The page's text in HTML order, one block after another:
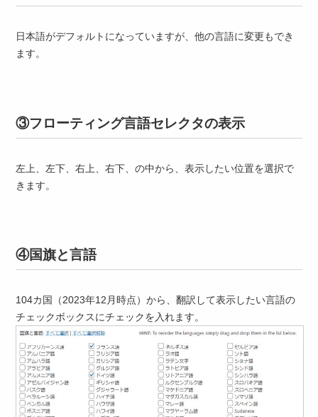
日本語がデフォルトになっていますが、他の言語に変更もでき
ます。
③フローティング言語セレクタの表示
左上、左下、右上、右下、の中から、表示したい位置を選択で
きます。
④国旗と言語
104カ国（2023年12月時点）から、翻訳して表示したい言語の
チェックボックスにチェックを入れます。